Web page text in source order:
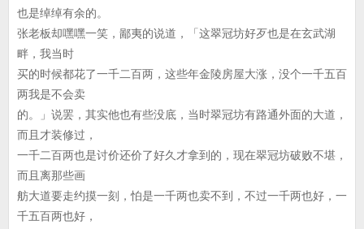
也是绰绰有余的。
张老板却嘿嘿一笑，鄙夷的说道，「这翠冠坊好歹也是在玄武湖
畔，我当时
买的时候都花了一千二百两，这些年金陵房屋大涨，没个一千五百
两我是不会卖
的。」说罢，其实他也有些没底，当时翠冠坊有路通外面的大道，
而且才装修过，
一千二百两也是讨价还价了好久才拿到的，现在翠冠坊破败不堪，
而且离那些画
舫大道要走约摸一刻，怕是一千两也卖不到，不过一千两也好，一
千五百两也好，